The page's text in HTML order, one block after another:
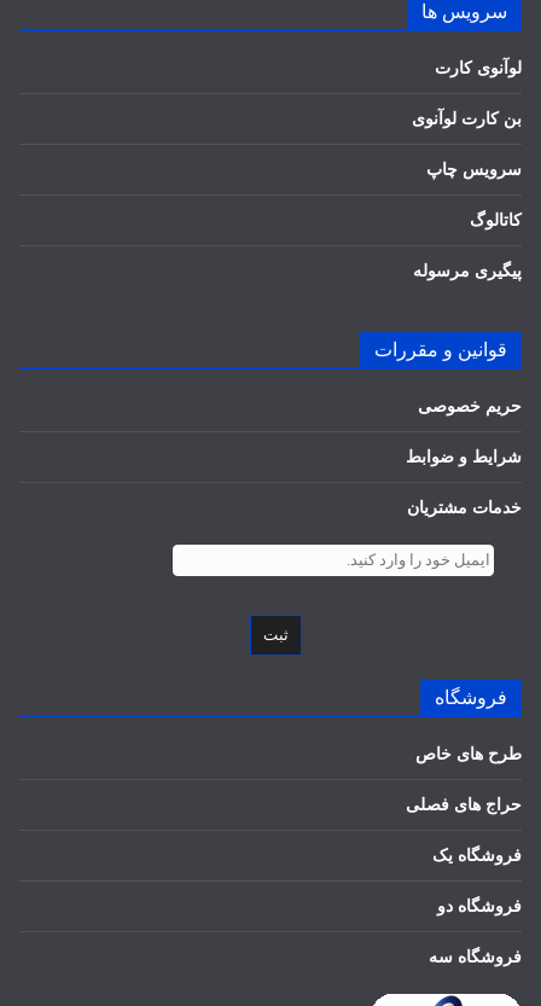
سرویس ها
لوآنوی کارت
بن کارت لوآنوی
سرویس چاپ
کاتالوگ
پیگیری مرسوله
قوانین و مقررات
حریم خصوصی
شرایط و ضوابط
خدمات مشتریان
ثبت
فروشگاه
طرح های خاص
حراج های فصلی
فروشگاه یک
فروشگاه دو
فروشگاه سه